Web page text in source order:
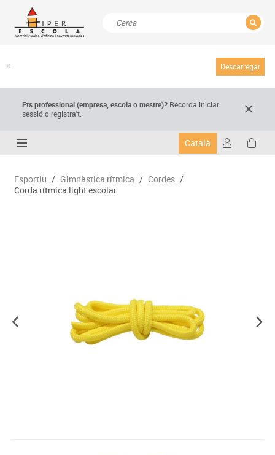
Descarregar
Ets professional (empresa,escola o mestre)? Recorda iniciar
sessió o registra't.
Català
Esportiu / Gimnàstica rítmica / Cordes /
Corda rítmica light escolar